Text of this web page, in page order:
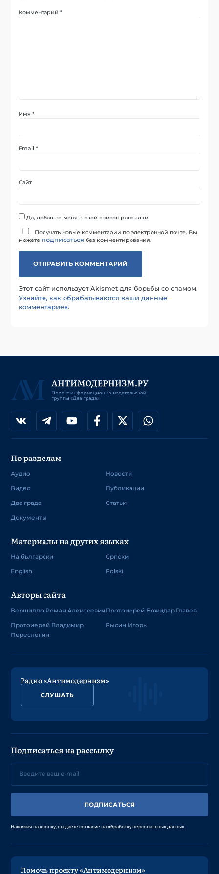
Комментарий*
Имя*
Email*
Сайт
Да, добавьте меня в свой список рассылки
Получать новые комментарии по электронной почте. Вы
можете подписаться без комментирования.
Этот сайт использует Akismet для борьбы со спамом.
Узнайте, как обрабатываются ваши данные
комментариев.
По разделам
Аудио
Видео
Два града
Документы
Новости
Публикации
Статьи
Материалы на других языках
На български
English
Српски
Polski
Авторы сайта
Вершилло Роман Алексеевич
Протоиерей Владимир
Переслегин
Протоиерей Божидар Главев
Рысин Игорь
Радио «Антимодернизм»
СЛУШАТЬ
Подписаться на рассылку
ПОДПИСАТЬСЯ
Нажимая на кнопку, вы даете согласие на обработку персональных данных
Помочь проекту «Антимодернизм»